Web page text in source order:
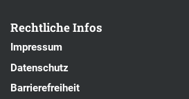
Rechtliche Infos
Impressum
Datenschutz
Barrierefreiheit